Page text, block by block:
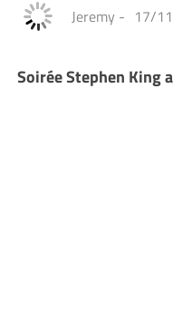
Jeremy - 17/
Soirée Stephen King